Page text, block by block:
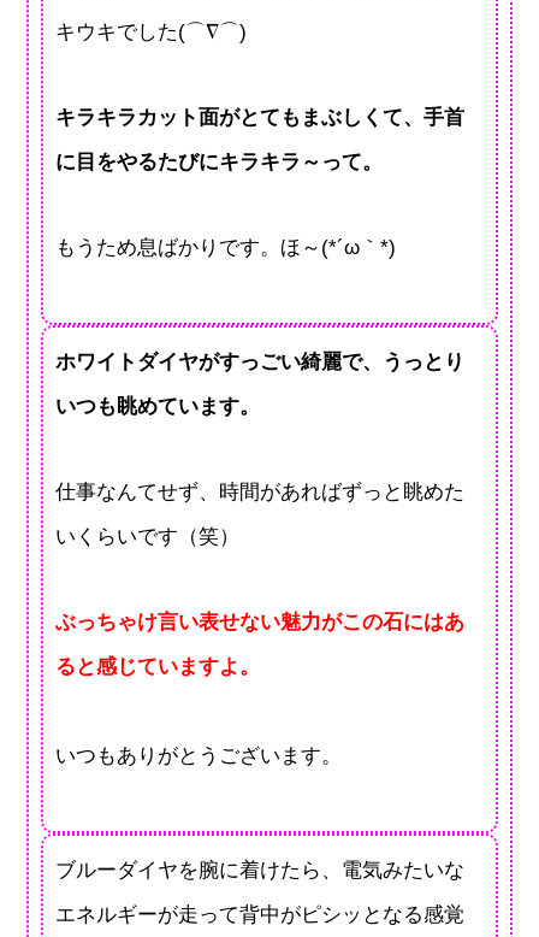
キウキでした(⌒∇⌒)
キラキラカット面がとてもまぶしくて、手首
に目をやるたびにキラキラ～って。
もうため息ばかりです。ほ～(*´ω｀*)
ホワイトダイヤがすっごい綺麗で、うっとり
いつも眺めています。
仕事なんてせず、時間があればずっと眺めた
いくらいです（笑）
ぶっちゃけ言い表せない魅力がこの石にはあ
ると感じていますよ。
いつもありがとうございます。
ブルーダイヤを腕に着けたら、電気みたいな
エネルギーが走って背中がピシッとなる感覚